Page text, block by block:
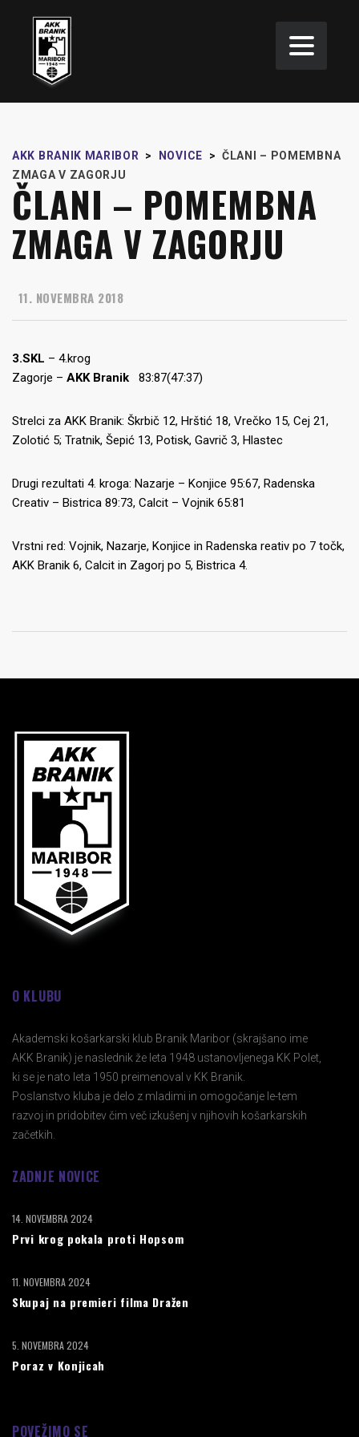
AKK BRANIK MARIBOR > NOVICE > ČLANI – POMEMBNA
ZMAGA V ZAGORJU
ČLANI – POMEMBNA
ZMAGA V ZAGORJU
11. NOVEMBRA 2018
3.SKL – 4.krog
Zagorje – AKK Branik 83:87(47:37)
Strelci za AKK Branik: Škrbič 12, Hrštić 18, Vrečko 15, Cej 21,
Zolotić 5; Tratnik, Šepić 13, Potisk, Gavrič 3, Hlastec
Drugi rezultati 4. kroga: Nazarje – Konjice 95:67, Radenska
Creativ – Bistrica 89:73, Calcit – Vojnik 65:81
Vrstni red: Vojnik, Nazarje, Konjice in Radenska reativ po 7 točk,
AKK Branik 6, Calcit in Zagorj po 5, Bistrica 4.
O KLUBU
Akademski košarkarski klub Branik Maribor (skrajšano ime
AKK Branik) je naslednik že leta 1948 ustanovljenega KK Polet,
ki se je nato leta 1950 preimenoval v KK Branik.
Poslanstvo kluba je delo z mladimi in omogočanje le-tem
razvoj in pridobitev čim več izkušenj v njihovih košarkarskih
začetkih.
ZADNJE NOVICE
Prvi krog pokala proti Hopsom
14. NOVEMBRA 2024
Skupaj na premieri filma Dražen
11. NOVEMBRA 2024
Poraz v Konjicah
5. NOVEMBRA 2024
POVEŽIMO SE